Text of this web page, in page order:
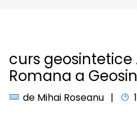
curs geosintetice
Romana a
de Mihai Roseanu